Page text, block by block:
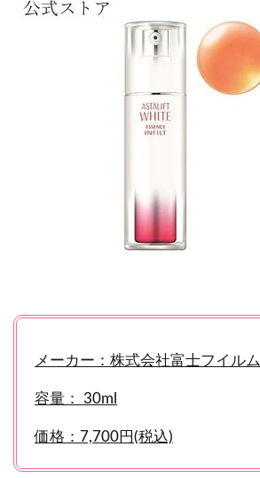
メーカー：株式会社富士フイルム
容量： 30ml
価格：7,700円(税込)